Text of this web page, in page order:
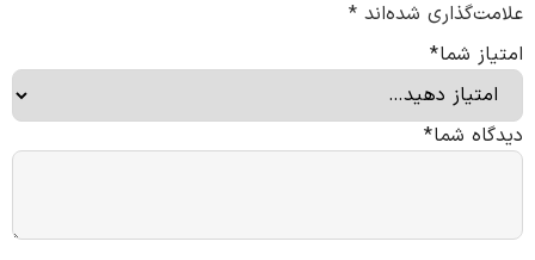
علامت‌گذاری شده‌اند *
امتیاز شما*
دیدگاه شما*